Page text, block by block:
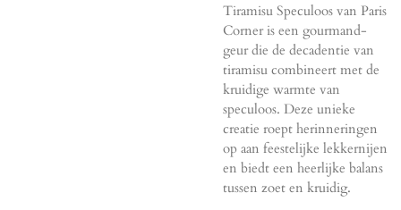
Tiramisu Speculoos van Paris
Corner is een gourmand-
geur die de decadentie van
tiramisu combineert met de
kruidige warmte van
speculoos. Deze unieke
creatie roept herinneringen
op aan feestelijke lekkernijen
en biedt een heerlijke balans
tussen zoet en kruidig.